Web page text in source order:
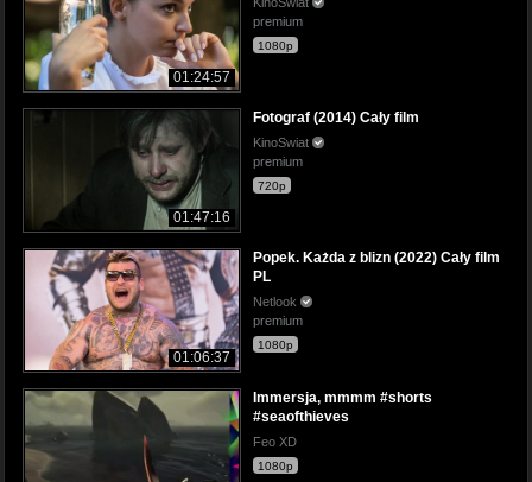
01:24:57
premium
1080p
01:47:16
Fotograf (2014) Cały film
KinoSwiat
premium
720p
01:06:37
Popek. Każda z blizn (2022) Cały film
PL
Netlook
premium
1080p
Immersja, mmmm #shorts
#seaofthieves
Feo XD
1080p